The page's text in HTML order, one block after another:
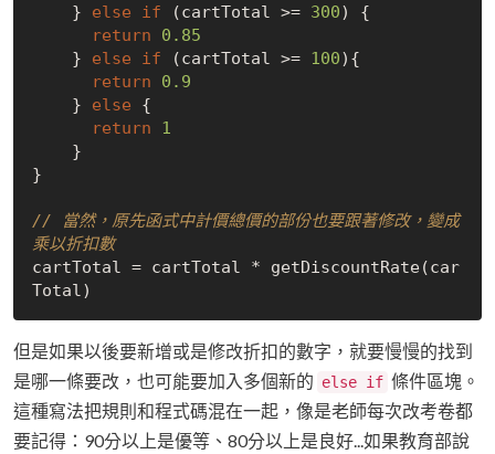
    }
else if (cartTotal >= 300) {
return
0.85
    }
else if (cartTotal >= 100){
return
0.9
    }
else {
return
1
}
// 當然，原先函式中計價總價的部份也要跟著修改，變成
乘以折扣數
cartTotal = cartTotal * getDiscountRate(car
但是如果以後要新增或是修改折扣的數字，就要慢慢的找到
是哪一條要改，也可能要加入多個新的 else if 條件區塊。
這種寫法把規則和程式碼混在一起，像是老師每次改考卷都
要記得：90分以上是優等、80分以上是良好...如果教育部說